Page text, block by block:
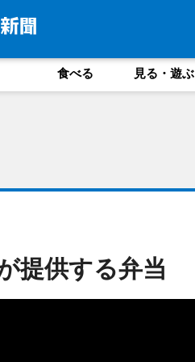
食べる 見る・遊ぶ
提供する弁当